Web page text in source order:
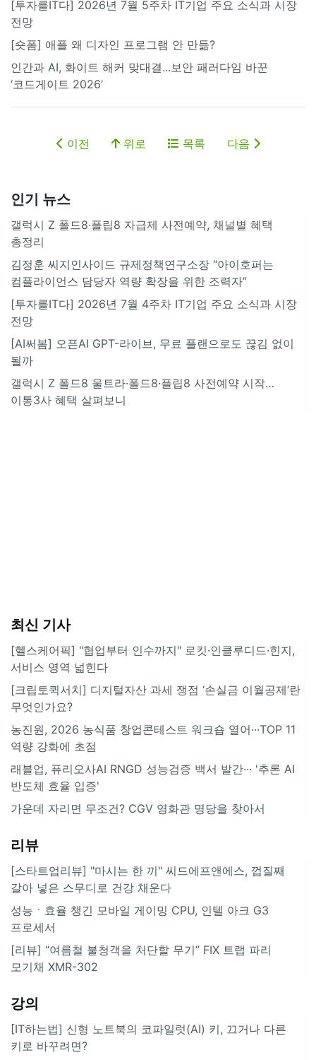
[투자를IT다] 2026년 7월 5주차 IT기업 주요 소식과 시장
전망
[숏폼] 애플 왜 디자인 프로그램 안 만듦?
인간과 AI, 화이트 해커 맞대결...보안 패러다임 바꾼
‘코드게이트 2026’
이전 위로 목록 다음
인기 뉴스
갤럭시 Z 폴드8·플립8 자급제 사전예약, 채널별 혜택
총정리
김정훈 씨지인사이드 규제정책연구소장 “아이호퍼는
컴플라이언스 담당자 역량 확장을 위한 조력자”
[투자를IT다] 2026년 7월 4주차 IT기업 주요 소식과 시장
전망
[AI써봄] 오픈AI GPT-라이브, 무료 플랜으로도 끊김 없이
될까
갤럭시 Z 폴드8 울트라·폴드8·플립8 사전예약 시작…
이통3사 혜택 살펴보니
최신 기사
[헬스케어픽] "협업부터 인수까지" 로킷·인클루디드·힌지,
서비스 영역 넓힌다
[크립토퀵서치] 디지털자산 과세 쟁점 ‘손실금 이월공제’란
무엇인가요?
농진원, 2026 농식품 창업콘테스트 워크숍 열어···TOP 11
역량 강화에 초점
래블업, 퓨리오사AI RNGD 성능검증 백서 발간··· '추론 AI
반도체 효율 입증'
가운데 자리면 무조건? CGV 영화관 명당을 찾아서
리뷰
[스타트업리뷰] "마시는 한 끼" 씨드에프앤에스, 껍질째
갈아 넣은 스무디로 건강 채운다
성능ㆍ효율 챙긴 모바일 게이밍 CPU, 인텔 아크 G3
프로세서
[리뷰] “여름철 불청객을 처단할 무기” FIX 트랩 파리
모기채 XMR-302
강의
[IT하는법] 신형 노트북의 코파일럿(AI) 키, 끄거나 다른
키로 바꾸려면?